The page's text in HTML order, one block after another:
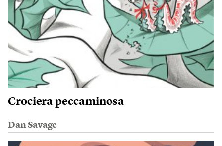
Crociera peccaminosa
Dan Savage